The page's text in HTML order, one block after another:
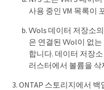
사용 중인 VM 목록이
VVols 데이터 저장소
은 연결된 VVol이 없
합니다. 데이터 저장
러스터에서 볼륨을
ONTAP 스토리지에서